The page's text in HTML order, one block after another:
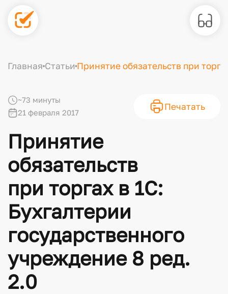
Главная Статьи Принятие обязательств при
~73 минуты
21 февраля 2017
Печатать
Принятие
обязательств
при торгах в 1С:
Бухгалтерии
государственного
учреждение 8 ред.
2.0